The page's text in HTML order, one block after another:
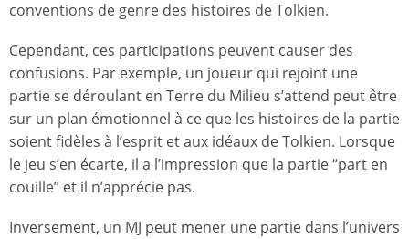
conventions de genre des histoires de Tolkien.
Cependant, ces participations peuvent causer des
confusions. Par exemple, un joueur qui rejoint une
partie se déroulant en Terre du Milieu s’attend peut être
sur un plan émotionnel à ce que les histoires de la partie
soient fidèles à l’esprit et aux idéaux de Tolkien. Lorsque
le jeu s’en écarte, il a l’impression que la partie “part en
couille” et il n’apprécie pas.
Inversement, un MJ peut mener une partie dans l’univers